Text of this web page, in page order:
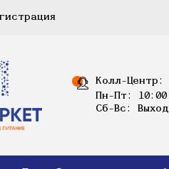
Колл-Центр:
Пн-Пт:
Сб-Вс: